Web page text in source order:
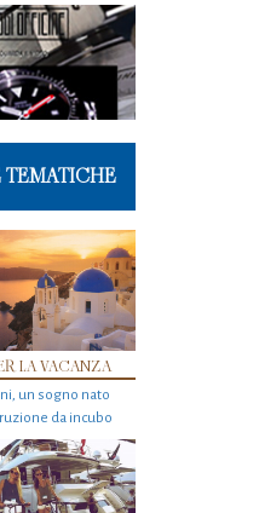
TEMATICHE
LA VACANZA
un sogno nato
da incubo